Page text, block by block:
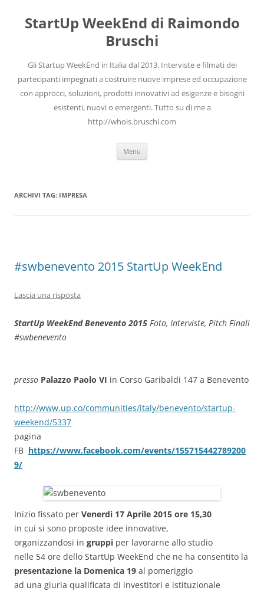
contenuto
StartUp WeekEnd di Raimondo
Bruschi
Gli Startup WeekEnd in Italia dal 2013. Interviste e filmati dei
partecipanti impegnati a costruire nuove imprese ed occupazione
con approcci, soluzioni, prodotti innovativi ad esigenze e bisogni
esistenti, nuovi o emergenti. Tutto su di me a
http://whois.bruschi.com
Menu
ARCHIVI TAG: IMPRESA
#swbenevento 2015 StartUp WeekEnd
Lascia una risposta
StartUp WeekEnd Benevento 2015 Foto, Interviste, Pitch Finali
#swbenevento
presso Palazzo Paolo VI in Corso Garibaldi 147 a Benevento
http://www.up.co/communities/italy/benevento/startup-
weekend/5337
pagina
FB https://www.facebook.com/events/155715442789200
9/
Inizio fissato per Venerdi 17 Aprile 2015 ore 15,30
in cui si sono proposte idee innovative,
organizzandosi in gruppi per lavorarne allo studio
nelle 54 ore dello StartUp WeekEnd che ne ha consentito la
presentazione la Domenica 19 al pomeriggio
ad una giuria qualificata di investitori e istituzionale